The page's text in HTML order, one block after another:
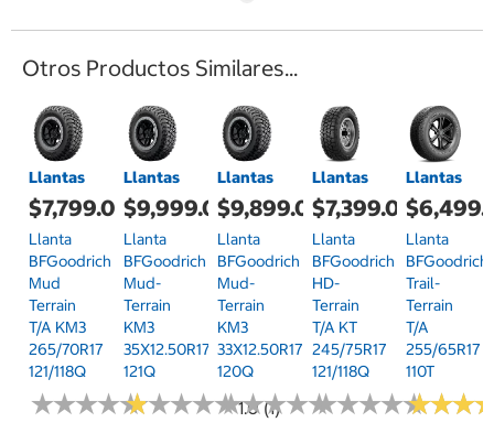
Otros Productos Similares...
Llantas
$7,799.00
Llanta
BFGoodrich
Mud
Terrain
T/A KM3
265/70R17
121/118Q
★★★★★
★★★★★
Llantas
$9,999.00
Llanta
BFGoodrich
Mud-
Terrain
KM3
35X12.50R17
121Q
★★★★★
★★★★★1.0 (1)
Llantas
$9,899.00
Llanta
BFGoodrich
Mud-
Terrain
KM3
33X12.50R17
120Q
★★★★★
★★★★★
Llantas
$7,399.00
Llanta
BFGoodrich
HD-
Terrain
T/A KT
245/75R17
121/118Q
★★★★★
★★★★★
Llantas
Llanta
BFGoodrich
Trail-
Terrain
T/A
255/65R17
110T
★★★
★★★